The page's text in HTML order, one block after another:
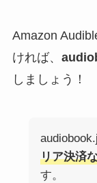
Amazon
ければ、
しましょう！
リア決済
す。